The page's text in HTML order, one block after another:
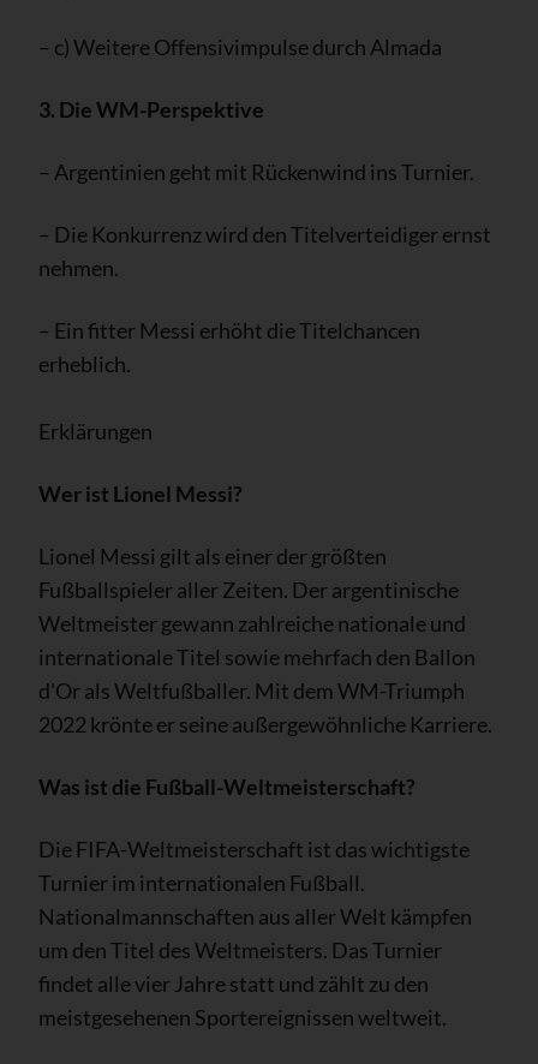
– c) Weitere Offensivimpulse durch Almada
3. Die WM-Perspektive
– Argentinien geht mit Rückenwind ins Turnier.
– Die Konkurrenz wird den Titelverteidiger ernst
nehmen.
– Ein fitter Messi erhöht die Titelchancen
erheblich.
Erklärungen
Wer ist Lionel Messi?
Lionel Messi gilt als einer der größten
Fußballspieler aller Zeiten. Der argentinische
Weltmeister gewann zahlreiche nationale und
internationale Titel sowie mehrfach den Ballon
d'Or als Weltfußballer. Mit dem WM-Triumph
2022 krönte er seine außergewöhnliche Karriere.
Was ist die Fußball-Weltmeisterschaft?
Die FIFA-Weltmeisterschaft ist das wichtigste
Turnier im internationalen Fußball.
Nationalmannschaften aus aller Welt kämpfen
um den Titel des Weltmeisters. Das Turnier
findet alle vier Jahre statt und zählt zu den
meistgesehenen Sportereignissen weltweit.